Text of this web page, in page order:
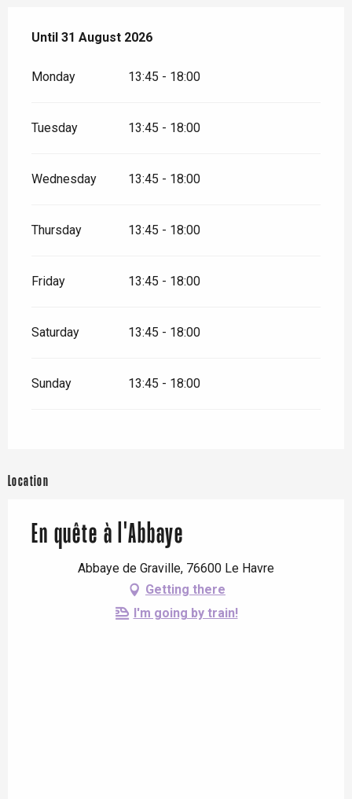
From4 July 2026until
Until 31 August 2026
Monday 13:45 - 18:00
Tuesday 13:45 - 18:00
Wednesday 13:45 - 18:00
Thursday 13:45 - 18:00
Friday 13:45 - 18:00
Saturday 13:45 - 18:00
Sunday 13:45 - 18:00
Location
En quête à l'Abbaye
Abbaye de Graville, 76600 Le Havre
Getting there
I'm going by train!